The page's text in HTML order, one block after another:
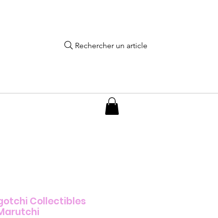
Rechercher un article
Collectibles